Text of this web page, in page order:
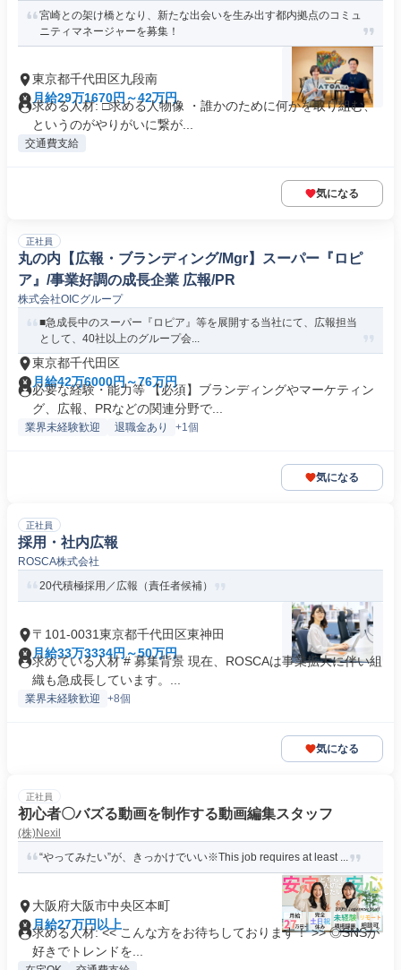
宮崎との架け橋となり、新たな出会いを生み出す都内拠点のコミュ
ニティマネージャーを募集！
東京都千代田区九段南
月給29万1670円～42万円
求める人材: □求める人物像 ・誰かのために何かを取り組む、
というのがやりがいに繋が...
交通費支給
気になる
正社員
丸の内【広報・ブランディング/Mgr】スーパー『ロピ
ア』/事業好調の成長企業 広報/PR
株式会社OICグループ
■急成長中のスーパー『ロピア』等を展開する当社にて、広報担当
として、40社以上のグループ会...
東京都千代田区
月給42万6000円～76万円
必要な経験・能力等 【必須】ブランディングやマーケティン
グ、広報、PRなどの関連分野で...
業界未経験歓迎 退職金あり +1個
気になる
正社員
採用・社内広報
ROSCA株式会社
20代積極採用／広報（責任者候補）
〒101-0031東京都千代田区東神田
月給33万3334円～50万円
求めている人材 # 募集背景 現在、ROSCAは事業拡大に伴い組
織も急成長しています。...
業界未経験歓迎 +8個
気になる
正社員
初心者〇バズる動画を制作する動画編集スタッフ
(株)Nexil
“やってみたい”が、きっかけでいい※This job requires at least ...
大阪府大阪市中央区本町
月給27万円以上
求める人材: << こんな方をお待ちしております！ >> ◎SNSが
好きでトレンドを...